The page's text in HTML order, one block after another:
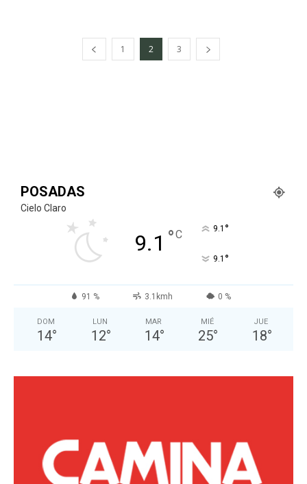
1 2 3
POSADAS
Cielo Claro
9.1 °C 9.1 °
9.1 °
91 % 3.1kmh 0 %
DOM
14°
LUN
12°
MAR
14°
MIÉ
25°
JUE
18°